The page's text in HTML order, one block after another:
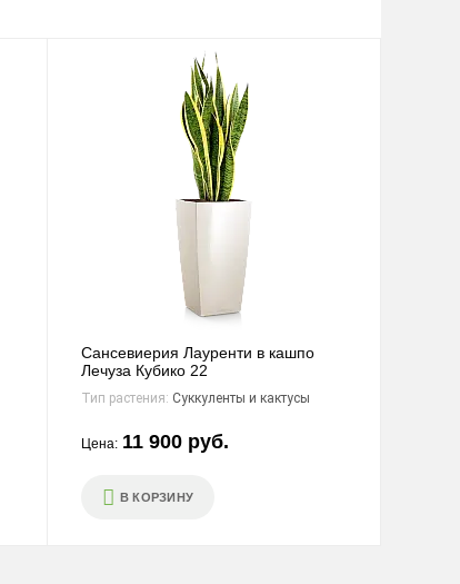
Сансевиерия Лауренти в кашпо
Лечуза Кубико 22
Тип растения: Суккуленты и кактусы
Цена: 11 900 руб.
В КОРЗИНУ